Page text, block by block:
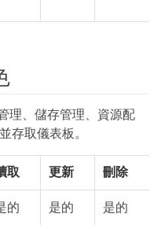
理、儲存管理、資源配
存取儀表板。
取 更新 刪除
的 是的 是的